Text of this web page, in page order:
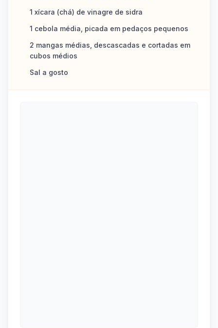
1 xícara (chá) de vinagre de sidra
1 cebola média, picada em pedaços pequenos
2 mangas médias, descascadas e cortadas em
cubos médios
Sal a gosto